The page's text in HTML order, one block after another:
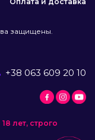
защищены.
+38 063 609 20 10
лет, строго